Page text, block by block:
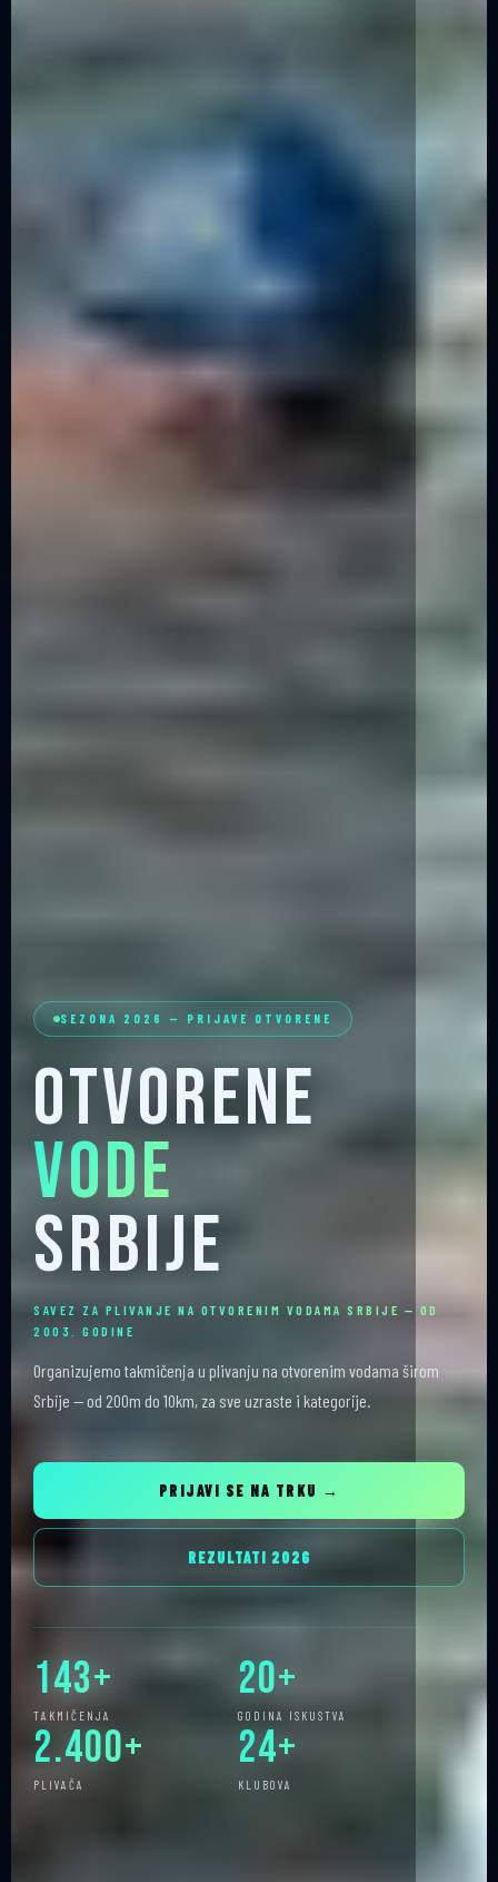
SEZONA 2026 — PRIJAVE OTVORENE
Otvorene
Vode
Srbije
SAVEZ ZA PLIVANJE NA OTVORENIM VODAMA SRBIJE — OD
2003. GODINE
Organizujemo takmičenja u plivanju na otvorenim vodama širom
Srbije — od 200m do 10km, za sve uzraste i kategorije.
PRIJAVI SE NA TRKU →
REZULTATI 2026
143+
TAKMIČENJA
20+
GODINA ISKUSTVA
2.400+
PLIVAČA
24+
KLUBOVA